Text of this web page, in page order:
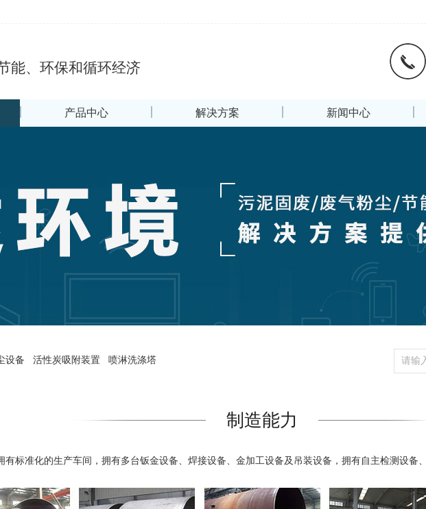
能、环保和循环经济
产品中心 解决方案 新闻中心
设备 活性炭吸附装置 喷淋洗涤塔
制造能力
准化的生产车间，拥有多台钣金设备、焊接设备、金加工设备及吊装设备，拥有自主检测设备、